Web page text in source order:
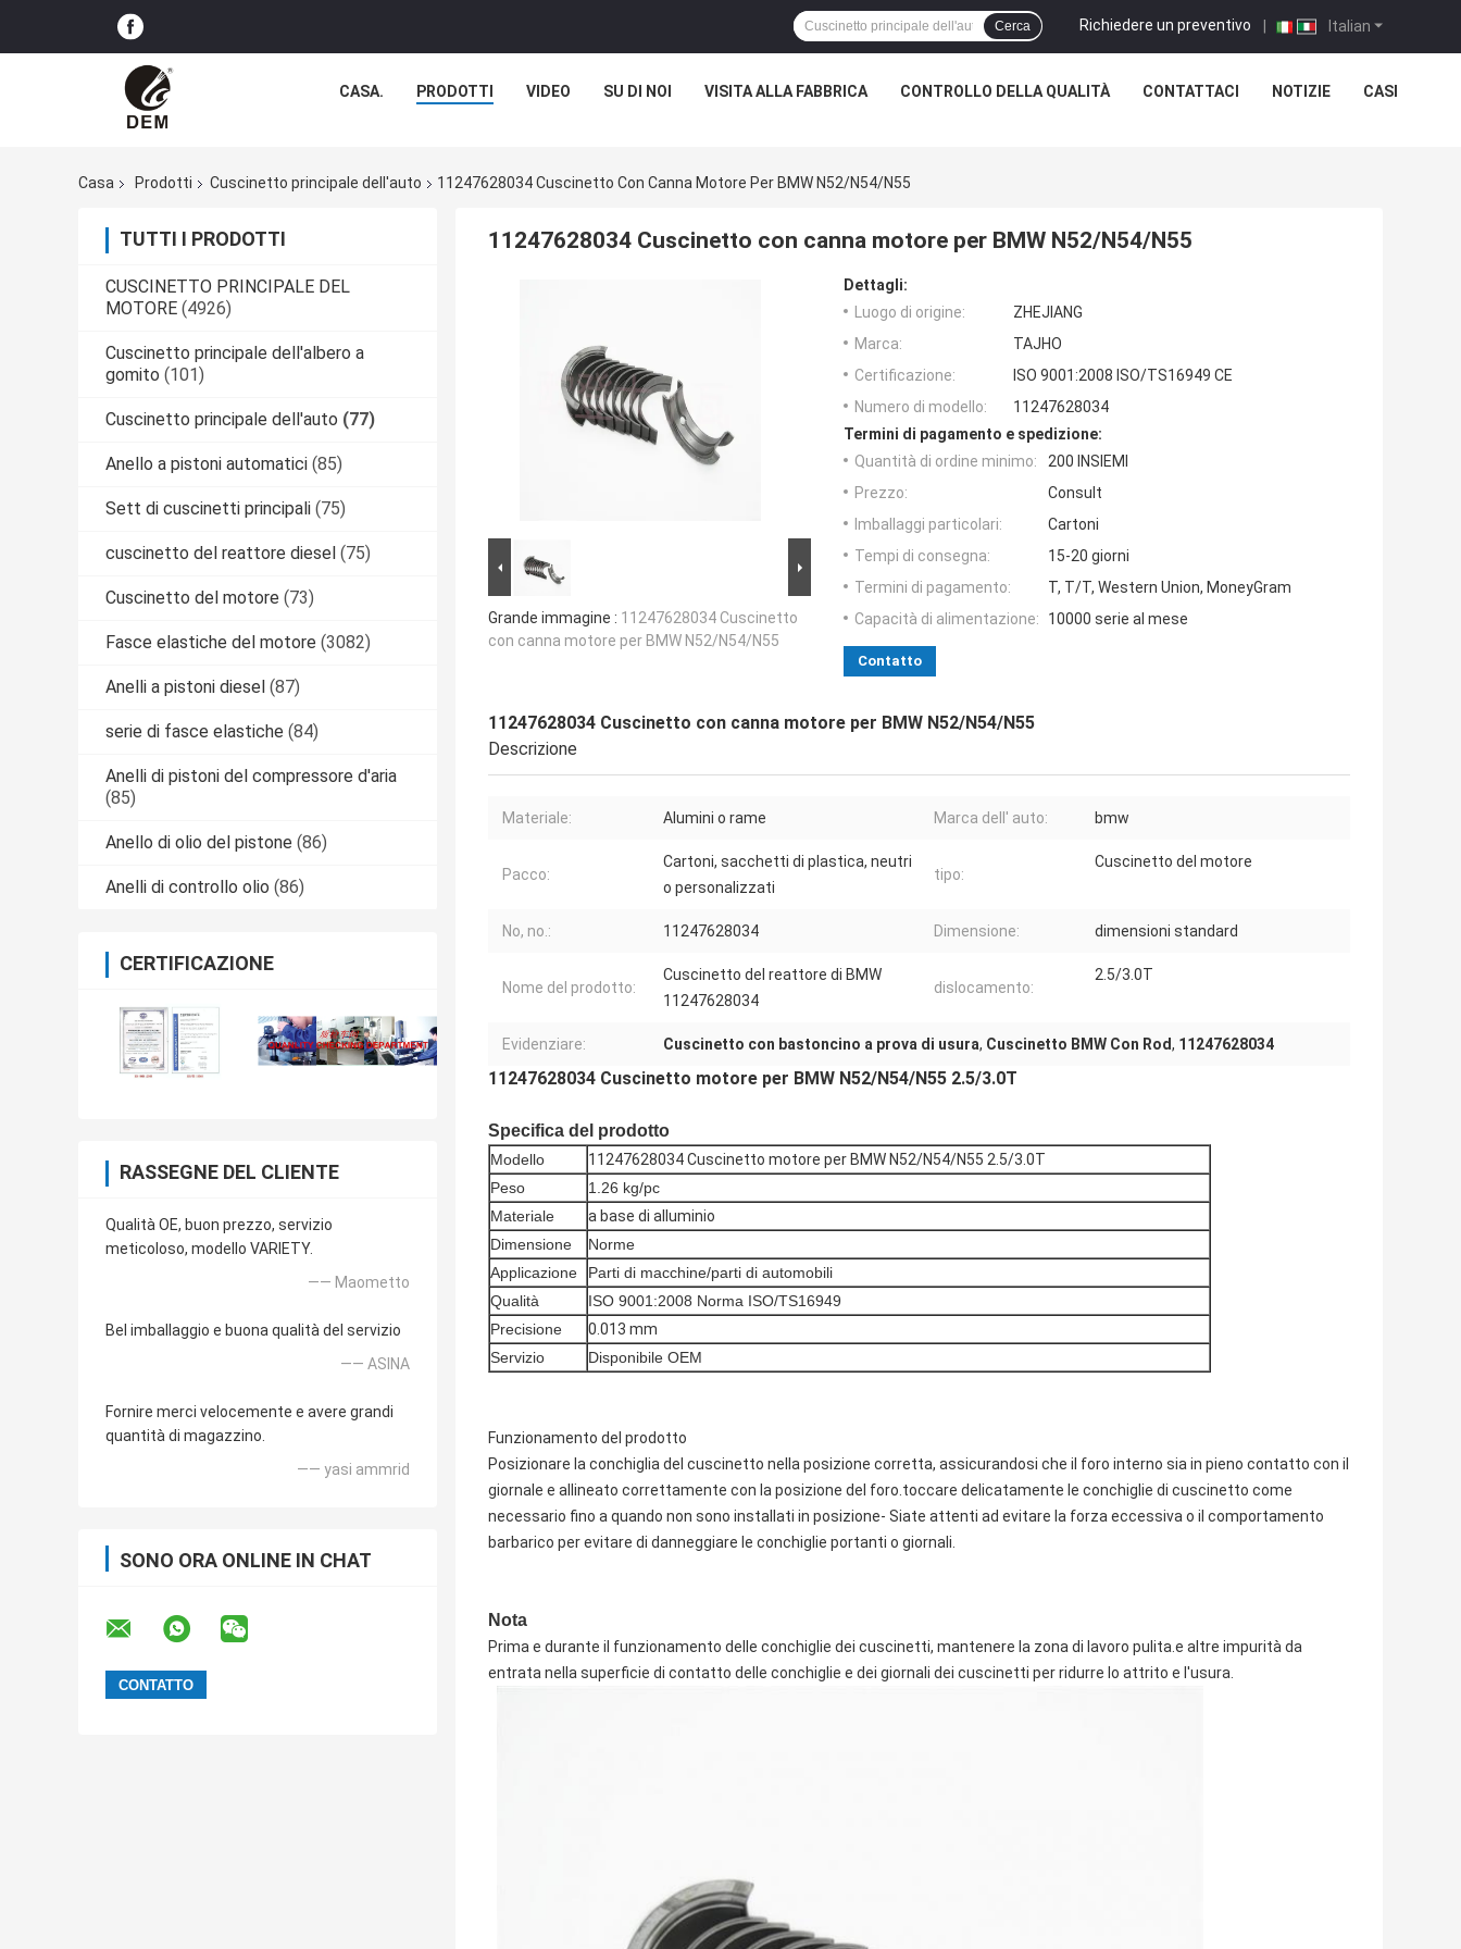
Italian
Richiedere un preventivo |
Cerca
CASA. PRODOTTI VIDEO SU DI NOI VISITA ALLA FABBRICA CONTROLLO DELLA QUALITÀ CONTATTACI NOTIZIE CASI
Casa Prodotti Cuscinetto principale dell'auto 11247628034 Cuscinetto Con Canna Motore Per BMW N52/N54/N55
TUTTI I PRODOTTI
CUSCINETTO PRINCIPALE DEL
MOTORE (4926)
Cuscinetto principale dell'albero a
gomito (101)
Cuscinetto principale dell'auto (77)
Anello a pistoni automatici (85)
Sett di cuscinetti principali (75)
cuscinetto del reattore diesel (75)
Cuscinetto del motore (73)
Fasce elastiche del motore (3082)
Anelli a pistoni diesel (87)
serie di fasce elastiche (84)
Anelli di pistoni del compressore d'aria
(85)
Anello di olio del pistone (86)
Anelli di controllo olio (86)
CERTIFICAZIONE
RASSEGNE DEL CLIENTE
Qualità OE, buon prezzo, servizio
meticoloso, modello VARIETY.
—— Maometto
Bel imballaggio e buona qualità del servizio
—— ASINA
Fornire merci velocemente e avere grandi
quantità di magazzino.
—— yasi ammrid
SONO ORA ONLINE IN CHAT
11247628034 Cuscinetto con canna motore per BMW N52/N54/N55
Grande immagine : 11247628034 Cuscinetto
con canna motore per BMW N52/N54/N55
Dettagli:
Luogo di origine:
ZHEJIANG
Marca:
TAJHO
Certificazione:
ISO 9001:2008 ISO/TS16949 CE
Numero di modello:
11247628034
Termini di pagamento e spedizione:
Quantità di ordine minimo:
200 INSIEMI
Prezzo:
Consult
Imballaggi particolari:
Cartoni
Tempi di consegna:
15-20 giorni
Termini di pagamento:
T, T/T, Western Union, MoneyGram
Capacità di alimentazione:
10000 serie al mese
Contatto
11247628034 Cuscinetto con canna motore per BMW N52/N54/N55
Descrizione
Materiale: Alumini o rame Marca dell' auto: bmw
Pacco:
Cartoni, sacchetti di plastica, neutri
o personalizzati
tipo:
Cuscinetto del motore
No, no.: 11247628034 Dimensione: dimensioni standard
Nome del prodotto:
Cuscinetto del reattore di BMW
11247628034
dislocamento:
2.5/3.0T
Evidenziare: Cuscinetto con bastoncino a prova di usura, Cuscinetto BMW Con Rod, 11247628034
11247628034 Cuscinetto motore per BMW N52/N54/N55 2.5/3.0T
Specifica del prodotto
Modello
11247628034 Cuscinetto motore per BMW N52/N54/N55 2.5/3.0T
Peso
1.26 kg/pc
Materiale
a base di alluminio
Dimensione
Norme
Applicazione
Parti di macchine/parti di automobili
Qualità
ISO 9001:2008 Norma ISO/TS16949
Precisione
0.013 mm
Servizio
Disponibile OEM
Funzionamento del prodotto
Posizionare la conchiglia del cuscinetto nella posizione corretta, assicurandosi che il foro interno sia in pieno contatto con il
giornale e allineato correttamente con la posizione del foro.toccare delicatamente le conchiglie di cuscinetto come
necessario fino a quando non sono installati in posizione- Siate attenti ad evitare la forza eccessiva o il comportamento
barbarico per evitare di danneggiare le conchiglie portanti o giornali.
Nota
Prima e durante il funzionamento delle conchiglie dei cuscinetti, mantenere la zona di lavoro pulita.e altre impurità da
entrata nella superficie di contatto delle conchiglie e dei giornali dei cuscinetti per ridurre lo attrito e l'usura.